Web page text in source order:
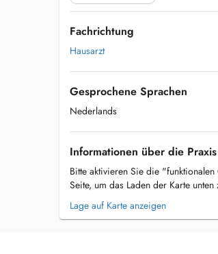
Fachrichtung
Hausarzt
Gesprochene Sprachen
Nederlands
Informationen über die Praxis
Bitte aktivieren Sie die
Seite, um das Laden der Karte
Lage auf Karte anzeigen